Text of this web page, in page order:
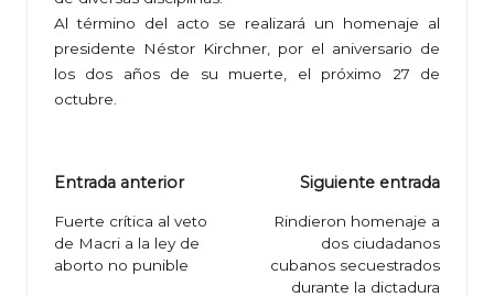
Al término del acto se realizará un homenaje al
presidente Néstor Kirchner, por el aniversario de
los dos años de su muerte, el próximo 27 de
octubre.
Navegación
de
entradas
Entrada anterior
Fuerte crítica al veto
de Macri a la ley de
aborto no punible
Siguiente entrada
Rindieron homenaje a
dos ciudadanos
cubanos secuestrados
durante la dictadura